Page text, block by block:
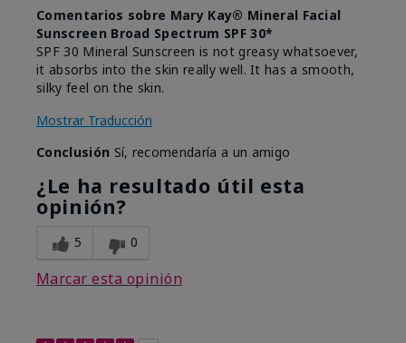
Comentarios sobre Mary Kay® Mineral Facial
Sunscreen Broad Spectrum SPF 30*
SPF 30 Mineral Sunscreen is not greasy whatsoever,
it absorbs into the skin really well. It has a smooth,
silky feel on the skin.
Mostrar Traducción
Conclusión Sí, recomendaría a un amigo
¿Le ha resultado útil esta
opinión?
5 0
Marcar esta opinión